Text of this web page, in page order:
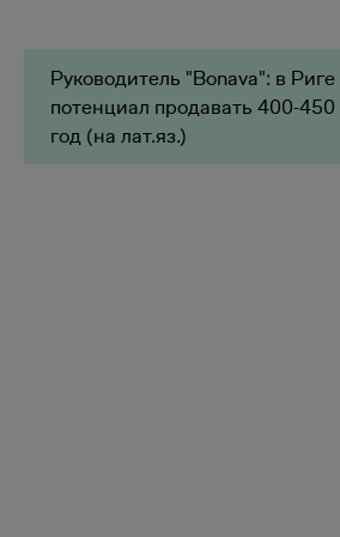
Руководитель "Bonava": в Риге
потенциал продавать 400-450
год (на лат.яз.)